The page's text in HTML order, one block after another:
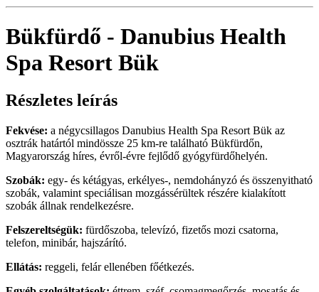
Bükfürdő - Danubius Health
Spa Resort Bük
Részletes leírás
Fekvése: a négycsillagos Danubius Health Spa Resort Bük az
osztrák határtól mindössze 25 km-re található Bükfürdőn,
Magyarország híres, évről-évre fejlődő gyógyfürdőhelyén.
Szobák: egy- és kétágyas, erkélyes-, nemdohányzó és összenyitható
szobák, valamint speciálisan mozgássérültek részére kialakított
szobák állnak rendelkezésre.
Felszereltségük: fürdőszoba, televízó, fizetős mozi csatorna,
telefon, minibár, hajszárító.
Ellátás: reggeli, felár ellenében főétkezés.